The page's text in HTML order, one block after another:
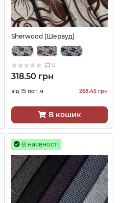
Sherwood (Шервуд)
0
318.50 грн
від 15 пог. м. 268.45 грн
В кошик
В наявності